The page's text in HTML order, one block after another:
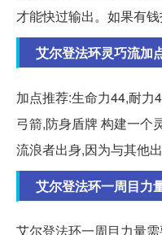
才能快过输出。如果有
艾尔登法环灵巧流加
加点推荐:生命力44,耐力
弓箭,防身盾牌 构建一个
流浪者出身,因为与其他
艾尔登法环一周目力
艾尔登法环一周目力量